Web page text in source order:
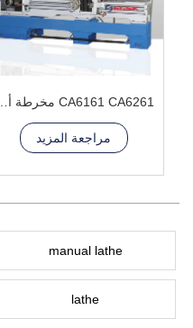
مراجعة المزيد
manual lathe
lathe